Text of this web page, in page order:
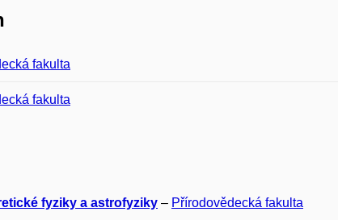
fakulta
fakulta
fyziky a astrofyziky – Přírodovědecká fakulta